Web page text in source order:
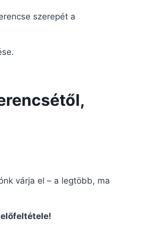
szerepét a
várja el – a legtöbb, ma